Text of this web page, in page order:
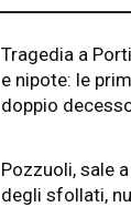
Tragedia a
e nipote: le
doppio
Pozzuoli, sale
degli sfollati,